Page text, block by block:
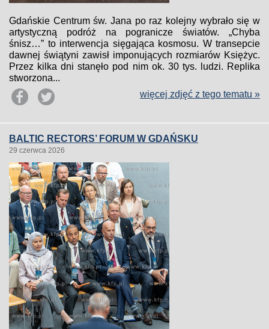
Gdańskie Centrum św. Jana po raz kolejny wybrało się w
artystyczną podróż na pogranicze światów. „Chyba
śnisz…” to interwencja sięgająca kosmosu. W transepcie
dawnej świątyni zawisł imponujących rozmiarów Księżyc.
Przez kilka dni stanęło pod nim ok. 30 tys. ludzi. Replika
stworzona...
więcej zdjęć z tego tematu »
BALTIC RECTORS’ FORUM W GDAŃSKU
29 czerwca 2026